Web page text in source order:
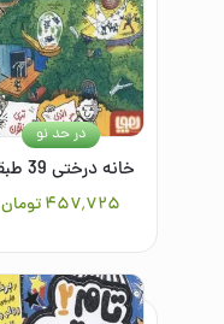
خانه درختی 39 طبقه
۴۵۷٬۷۲۵تومان
در حد نو